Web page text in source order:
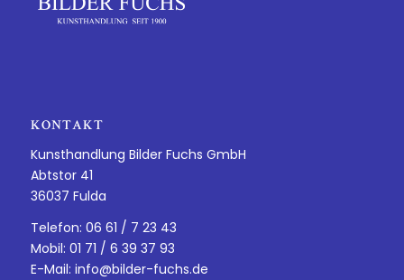
KONTAKT
Kunsthandlung Bilder Fuchs GmbH
Abtstor 41
36037 Fulda
Telefon: 06 61 / 7 23 43
Mobil: 01 71 / 6 39 37 93
E-Mail: info@bilder-fuchs.de